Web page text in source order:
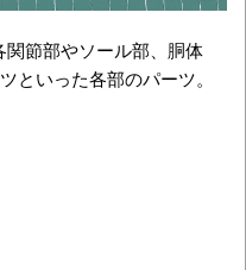
節部やソール部、胴体
といった各部のパーツ。